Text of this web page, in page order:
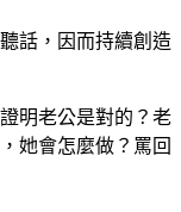
話，因而持續創造
明老公是對的？老
她會怎麼做？罵回